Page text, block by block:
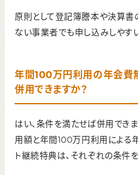
原則として登記簿謄本や決算書
ない事業者でも申し込みしやす
年間100万円利用の年会費
併用できますか？
はい、条件を満たせば併用でき
用額と年間100万円利用による
ト継続特典は、それぞれの条件